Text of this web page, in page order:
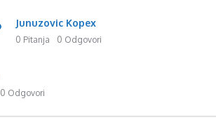
Junuzovic Kopex
0 Pitanja 0 Odgovori
0 Odgovori